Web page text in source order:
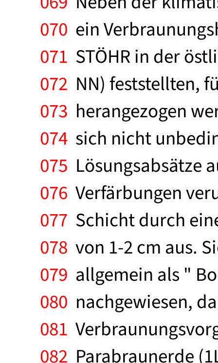
070 ein
071 STÖHR in der
072 NN) feststellten,
073 herangezogen
074 sich nicht
075 Lösungsabsätze
076 Verfärbungen
077 Schicht durch
078 von 1-2 cm aus.
079 allgemein als "
080 nachgewiesen,
081
082 Parabraunerde